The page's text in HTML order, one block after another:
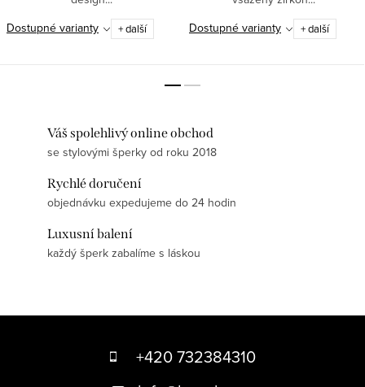
Dostupné varianty
+ další
Dostupné varianty
+ další
Váš spolehlivý online obchod
se stylovými šperky od roku 2018
Rychlé doručení
objednávku expedujeme do 24 hodin
Luxusní balení
každý šperk zabalíme s láskou
+420 732384310